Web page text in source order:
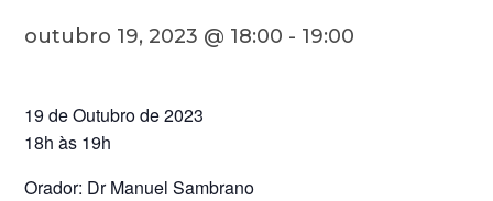
outubro 19, 2023 @ 18:00 - 19:00
19 de Outubro de 2023
18h às 19h
Orador: Dr Manuel Sambrano